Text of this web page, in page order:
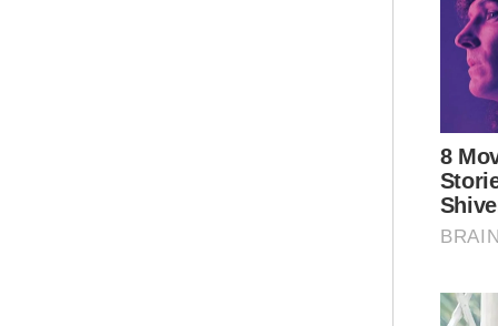
"Ia